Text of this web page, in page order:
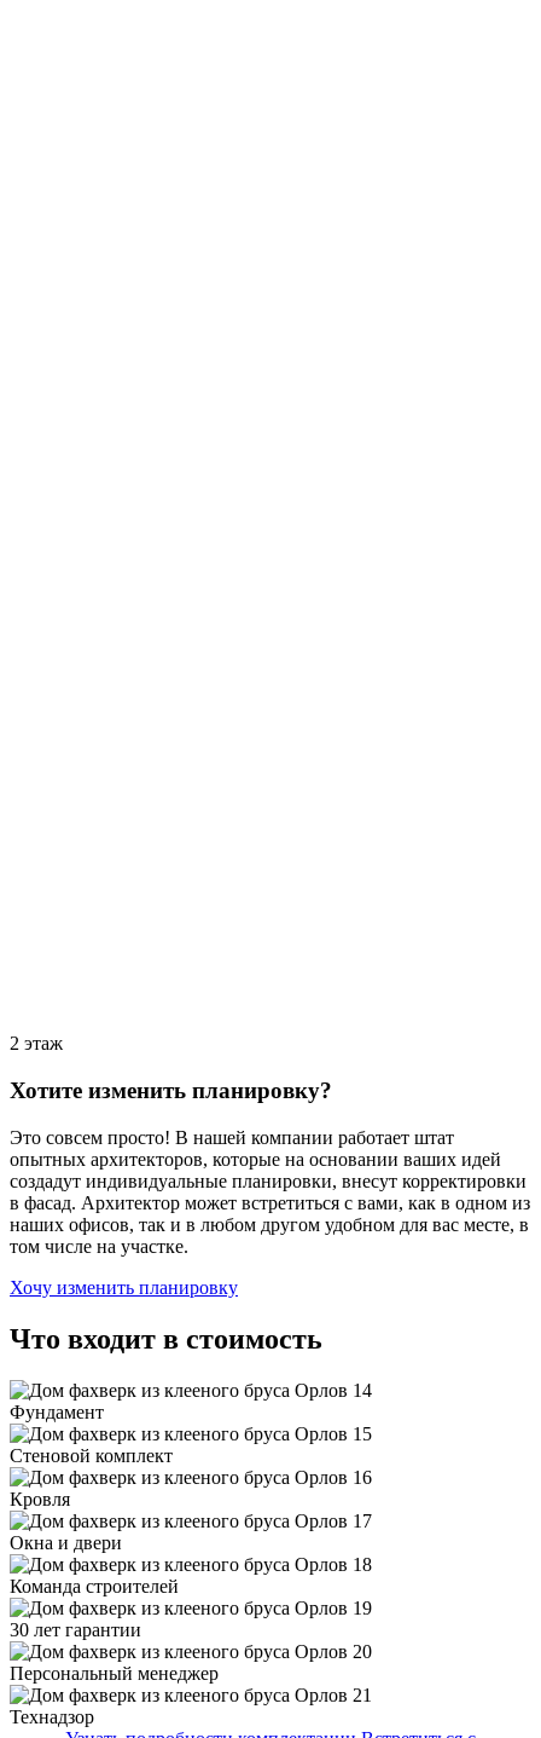
2 этаж
Хотите изменить планировку?
Это совсем просто! В нашей компании работает штат
опытных архитекторов, которые на основании ваших идей
создадут индивидуальные планировки, внесут корректировки
в фасад. Архитектор может встретиться с вами, как в одном из
наших офисов, так и в любом другом удобном для вас месте, в
том числе на участке.
Хочу изменить планировку
Что входит в стоимость
Фундамент
Стеновой комплект
Кровля
Окна и двери
Команда строителей
30 лет гарантии
Персональный менеджер
Технадзор